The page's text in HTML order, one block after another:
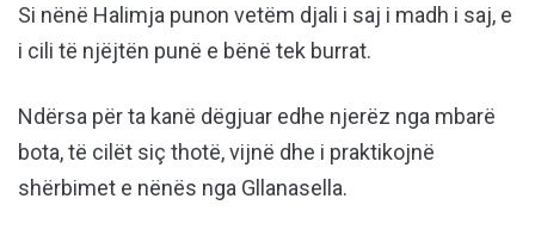
Si nënë Halimja punon vetëm djali i saj i madh i saj, e
i cili të njëjtën punë e bënë tek burrat.
Ndërsa për ta kanë dëgjuar edhe njerëz nga mbarë
bota, të cilët siç thotë, vijnë dhe i praktikojnë
shërbimet e nënës nga Gllanasella.